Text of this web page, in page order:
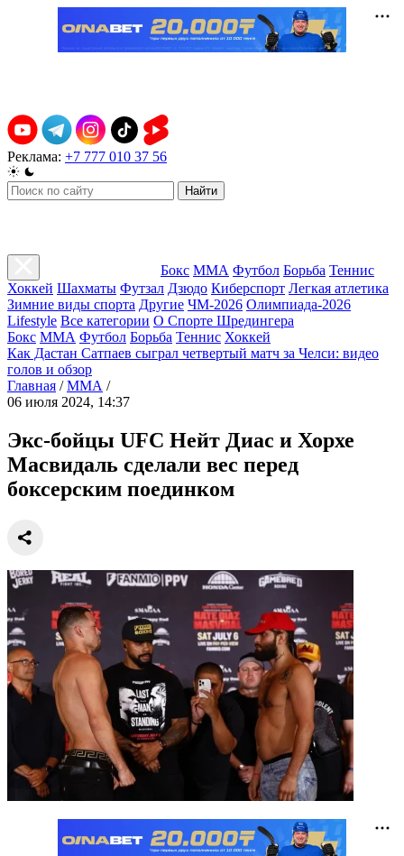
Реклама: +7 777 010 37 56
Найти
Бокс ММА Футбол Борьба Теннис
Хоккей Шахматы Футзал Дзюдо Киберспорт Легкая атлетика
Зимние виды спорта Другие ЧМ-2026 Олимпиада-2026
Lifestyle Все категории О Спорте Шредингера
Бокс ММА Футбол Борьба Теннис Хоккей
Как Дастан Сатпаев сыграл четвертый матч за Челси: видео
голов и обзор
Главная / ММА /
06 июля 2024, 14:37
Экс-бойцы UFC Нейт Диас и Хорхе
Масвидаль сделали вес перед
боксерским поединком